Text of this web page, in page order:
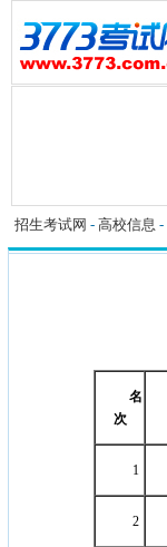
招生考试网 - 高校信息 -
名
次
1
2